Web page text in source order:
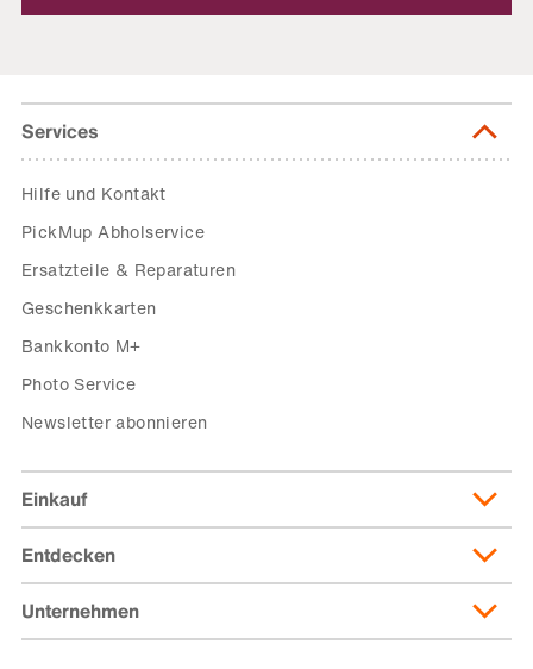
Services
Hilfe und Kontakt
PickMup Abholservice
Ersatzteile & Reparaturen
Geschenkkarten
Bankkonto M+
Photo Service
Newsletter abonnieren
Einkauf
Lieferung & Lieferkosten
Lieferpass
Zahlungsmöglichkeiten
Entdecken
Migusto
Unternehmen